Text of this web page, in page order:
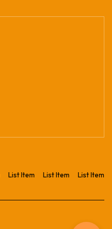
List Item List Item List Item